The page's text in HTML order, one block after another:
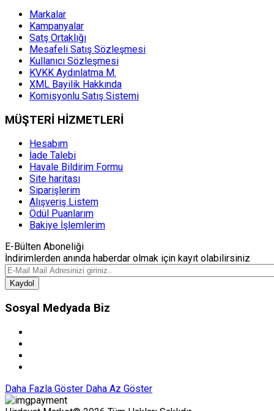
Markalar
Kampanyalar
Satş Ortaklığı
Mesafeli Satış Sözleşmesi
Kullanıcı Sözleşmesi
KVKK Aydınlatma M.
XML Bayilik Hakkında
Komisyonlu Satış Sistemi
MÜŞTERİ HİZMETLERİ
Hesabım
İade Talebi
Havale Bildirim Formu
Site haritası
Siparişlerim
Alışveriş Listem
Ödül Puanlarım
Bakiye İşlemlerim
E-Bülten Aboneliği
İndirimlerden anında haberdar olmak için kayıt olabilirsiniz
Kaydol
Sosyal Medyada Biz
Daha Fazla Göster Daha Az Göster